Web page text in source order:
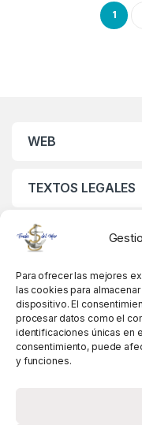
Para ofrecer las mejores
las cookies para
dispositivo. El
procesar datos como el
identificaciones únicas en
consentimiento, puede
y funciones.
1
WEB
TEXTOS LEGALES
MIS DATOS